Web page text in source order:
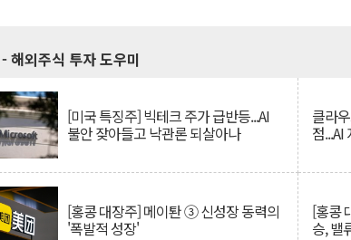
- 해외주식 투자 도우미
[미국 특징주] 빅테크 주가 급반등...AI
불안 잦아들고 낙관론 되살아나
클라
점...AI
[홍콩 대장주] 메이퇀 ③ 신성장 동력의
'폭발적 성장'
[홍콩
승, 밸